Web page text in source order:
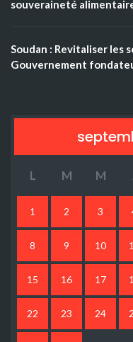
souveraineté
Soudan : Revitaliser
Gouvernement
L M M
1 2 3
8 9 10
15 16 17
22 23 24